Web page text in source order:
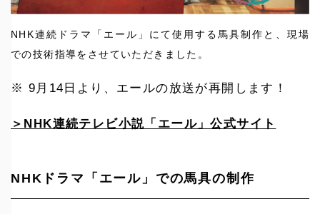
NHK連続ドラマ「エール」にて使用する馬具制作と、現場
での技術指導をさせていただきました。
※ 9月14日より、エールの放送が再開します！
＞NHK連続テレビ小説「エール」公式サイト
NHKドラマ「エール」での馬具の制作